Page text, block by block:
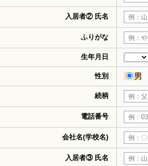
入居者② 氏名
ふりがな
生年月日
性別 男
続柄
電話番号
会社名(学校名)
入居者③ 氏名